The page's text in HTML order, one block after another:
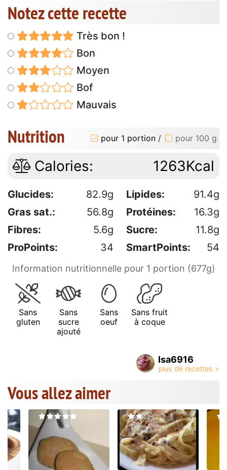
Notez cette recette
Très bon !
Bon
Moyen
Bof
Mauvais
Nutrition pour 1 portion / pour 100 g
Calories: 1263Kcal
Glucides: 82.9g Lipides:
91.4g
Gras sat.:
56.8g Protéines:
16.3g
Fibres:
5.6g Sucre:
11.8g
ProPoints:
34 SmartPoints: 54
Information nutritionnelle pour 1 portion (677g)
Sans
gluten
Sans
sucre
ajouté
Sans
oeuf
Sans fruit
à coque
Isa6916
Vous allez aimer